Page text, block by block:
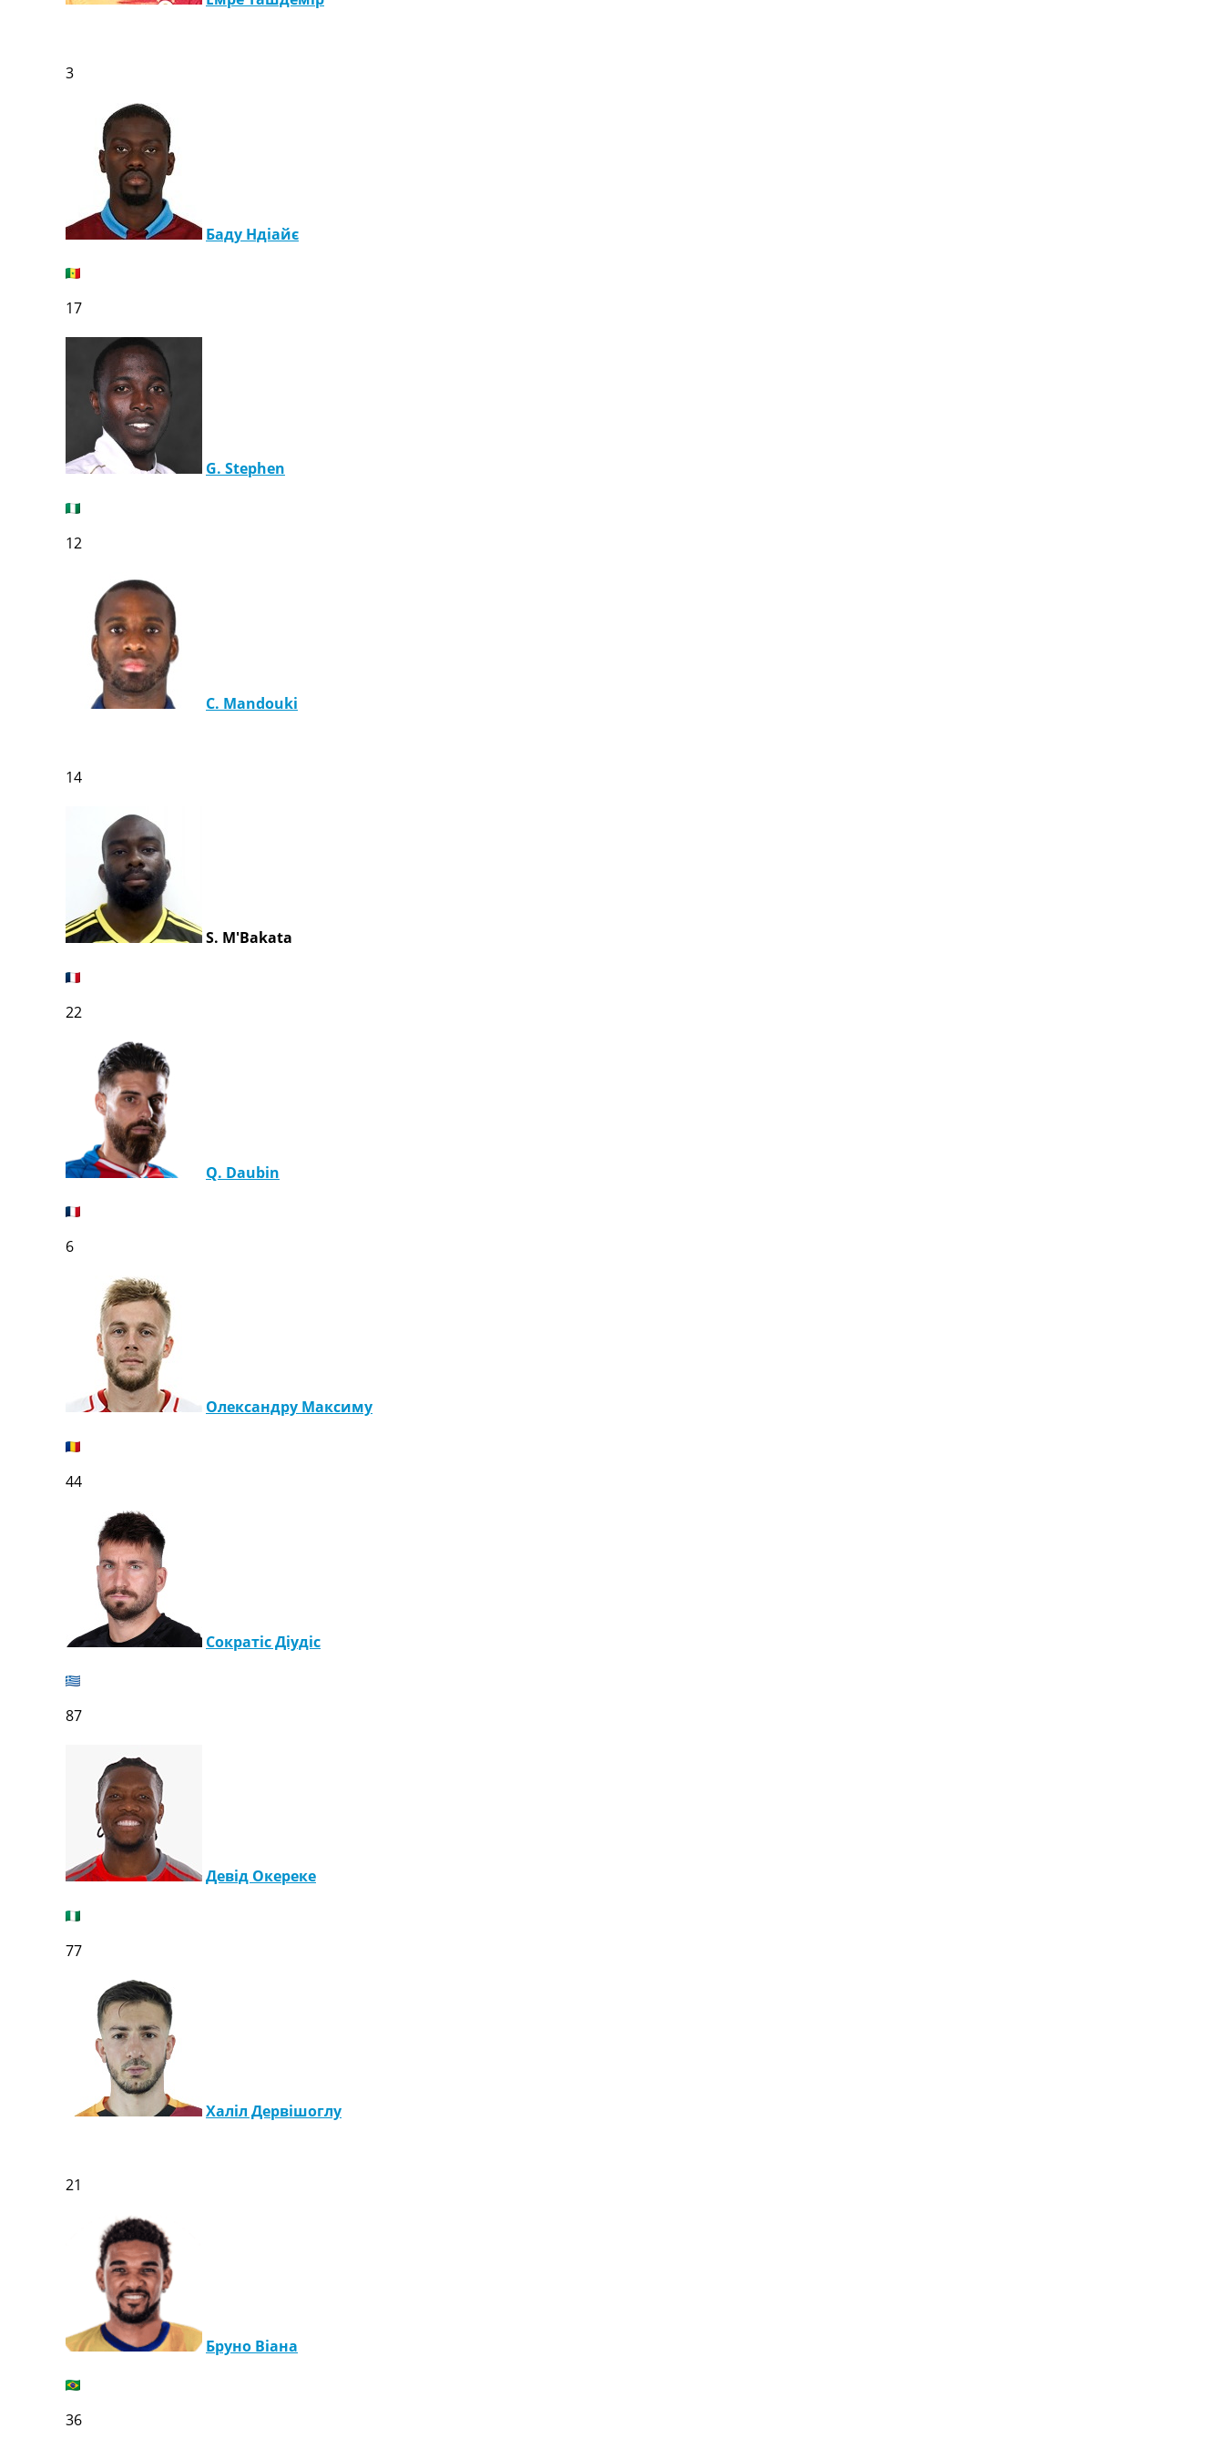
Categories
Головна
Новини футболу
Відео
Новини футболу України
Футбольні трансфери
Останні коментарі
Колективний прогноз
Турніри
Чемпіонат Світу
Україна. Прем’єр-Ліга
Україна. Перша Ліга
Ліга Чемпіонів
Англія. Прем’єр-Ліга
Перша Ліга
Таблиця АПЛ
Таблиця Ла Ліги
Таблиця Ліги Чемпіонів
Всі таблиці >>>
Рейтинги
Рейтинг країн УЄФА
3
Баду Ндіайє
17
G. Stephen
12
C. Mandouki
14
S. M'Bakata
22
Q. Daubin
6
Олександру Максиму
44
Сократіс Діудіс
87
Девід Окереке
77
Халіл Дервішоглу
21
Бруно Віана
36